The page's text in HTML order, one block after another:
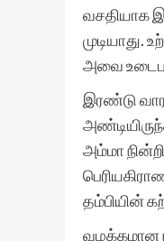
வசதியாக
முடியாது.
அவை
இரண்டு
அம்மா
தம்பியின்
வழக்கமான